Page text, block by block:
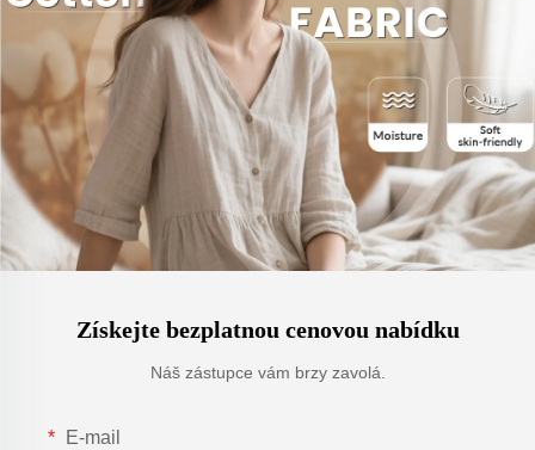
Získejte bezplatnou cenovou nabídku
Náš zástupce vám brzy zavolá.
E-mail